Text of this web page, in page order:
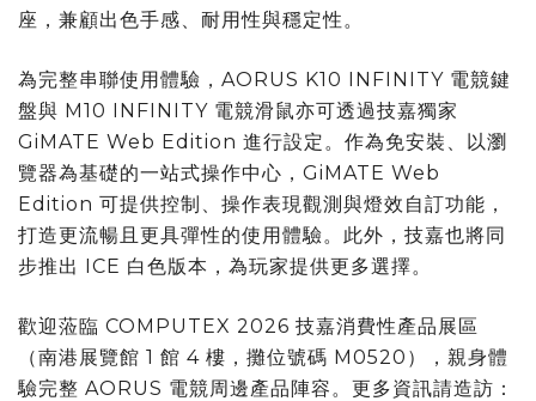
座，兼顧出色手感、耐用性與穩定性。
為完整串聯使用體驗，AORUS K10 INFINITY 電競鍵
盤與 M10 INFINITY 電競滑鼠亦可透過技嘉獨家
GiMATE Web Edition 進行設定。作為免安裝、以瀏
覽器為基礎的一站式操作中心，GiMATE Web
Edition 可提供控制、操作表現觀測與燈效自訂功能，
打造更流暢且更具彈性的使用體驗。此外，技嘉也將同
步推出 ICE 白色版本，為玩家提供更多選擇。
歡迎蒞臨 COMPUTEX 2026 技嘉消費性產品展區
（南港展覽館 1 館 4 樓，攤位號碼 M0520），親身體
驗完整 AORUS 電競周邊產品陣容。更多資訊請造訪：